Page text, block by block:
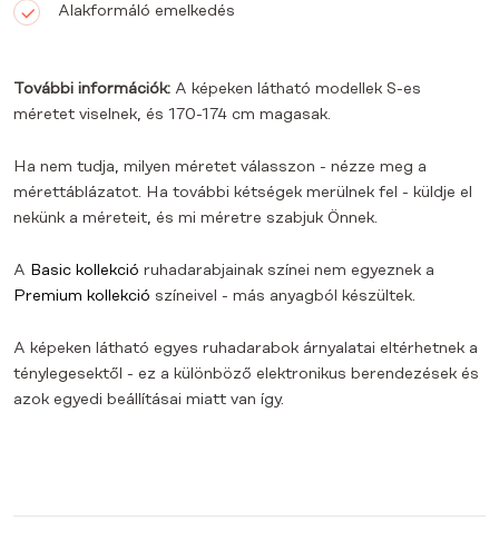
Alakformáló emelkedés
További információk: A képeken látható modellek S-es
méretet viselnek, és 170-174 cm magasak.
Ha nem tudja, milyen méretet válasszon - nézze meg a
mérettáblázatot. Ha további kétségek merülnek fel - küldje el
nekünk a méreteit, és mi méretre szabjuk Önnek.
A Basic kollekció ruhadarabjainak színei nem egyeznek a
Premium kollekció színeivel - más anyagból készültek.
A képeken látható egyes ruhadarabok árnyalatai eltérhetnek a
ténylegesektől - ez a különböző elektronikus berendezések és
azok egyedi beállításai miatt van így.